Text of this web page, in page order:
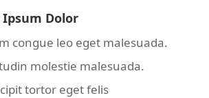
Dolor
congue leo eget malesuada.
molestie malesuada.
tortor eget felis